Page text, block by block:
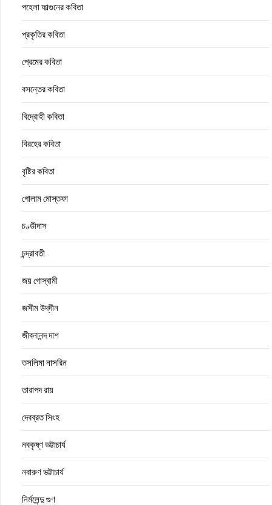
পহেলা ফাল্গুনের কবিতা
প্রকৃতির কবিতা
প্রেমের কবিতা
বসন্তের কবিতা
বিদ্রোহী কবিতা
বিরহের কবিতা
বৃষ্টির কবিতা
গোলাম মোস্তফা
চণ্ডীদাস
চন্দ্রাবতী
জয় গোস্বামী
জসীম উদ্‌দীন
জীবনানন্দ দাশ
তসলিমা নাসরিন
তারাপদ রায়
দেবব্রত সিংহ
নবকৃষ্ণ ভট্টাচার্য
নবারুণ ভট্টাচার্য
নির্মলেন্দু গুণ